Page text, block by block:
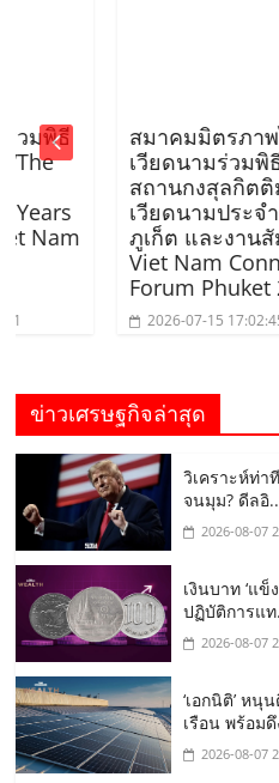
สมาคมมิตรภาพไทย-
เวียดนามร่วมพิธีเปิด
สถานกงสุลกิตติมศักดิ์
เวียดนามประจำจังหวั
ภูเก็ต และงานสัมมนา
Viet Nam Connect
Forum Phuket 2026
2026-07-15 17:02:45
ข่าวเศรษฐกิจล่าสุด
วิเคราะห์ท่า
จนมุม? ดีลอิ..
2026-08-07
เงินบาท ‘แ
ปฏิบัติการแท
2026-08-07
‘เอกนิติ’ ห
เรือน พร้อมดึ
2026-08-07